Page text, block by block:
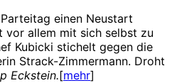
einen Neustart
vor allem mit sich selbst zu
Kubicki stichelt gegen die
Strack-Zimmermann. Droht
Eckstein.[mehr]